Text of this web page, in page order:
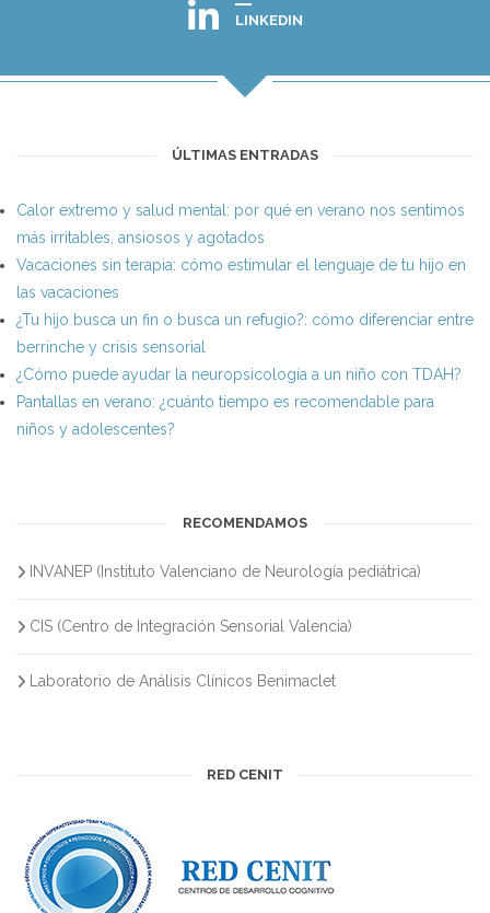
LINKEDIN
ÚLTIMAS ENTRADAS
Calor extremo y salud mental: por qué en verano nos sentimos
más irritables, ansiosos y agotados
Vacaciones sin terapia: cómo estimular el lenguaje de tu hijo en
las vacaciones
¿Tu hijo busca un fin o busca un refugio?: cómo diferenciar entre
berrinche y crisis sensorial
¿Cómo puede ayudar la neuropsicología a un niño con TDAH?
Pantallas en verano: ¿cuánto tiempo es recomendable para
niños y adolescentes?
RECOMENDAMOS
INVANEP (Instituto Valenciano de Neurología pediátrica)
CIS (Centro de Integración Sensorial Valencia)
Laboratorio de Análisis Clínicos Benimaclet
RED CENIT